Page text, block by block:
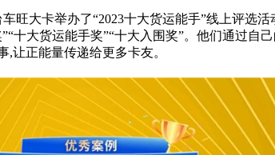
大卡举办了“2023十大货运能手”线上评选
十大货运能手奖”“十大入围奖”。他们通过自
让正能量传递给更多卡友。